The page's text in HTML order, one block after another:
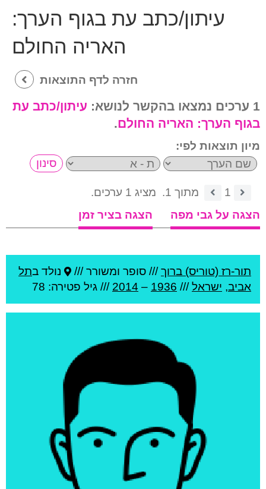
עיתון/כתב עת בגוף הערך:
האריה החולם
חזרה לדף התוצאות
1 ערכים נמצאו בהקשר לנושא:
עיתון/כתב עת
בגוף הערך: האריה החולם.
מיון תוצאות לפי:
1 מתוך 1.
מציג 1 ערכים.
הצגה על גבי מפה
הצגה בציר זמן
תור-רז (טוריס) ברוך/// סופר ומשורר /// נולד בתל
אביב, ישראל///
1936
–
2014 /// גיל פטירה: 78